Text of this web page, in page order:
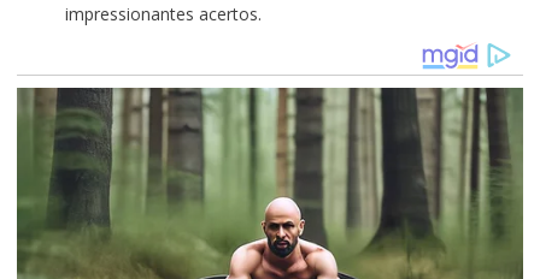
impressionantes acertos.